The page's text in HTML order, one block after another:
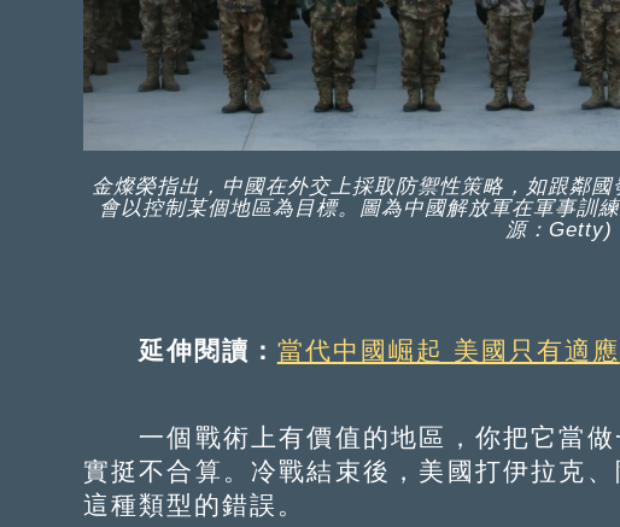
金燦榮指出，中國在外交上採取防禦性策略，如跟鄰
會以控制某個地區為目標。圖為中國解放軍在軍事訓
源：Getty)
延伸閱讀： 當代中國崛起 美國只有適應
一個戰術上有價值的地區，你把它當做
實挺不合算。冷戰結束後，美國打伊拉克
這種類型的錯誤。